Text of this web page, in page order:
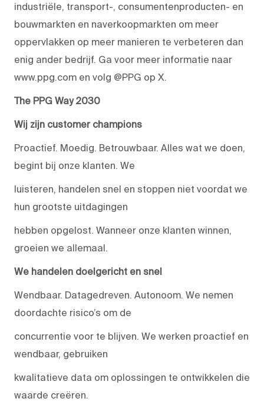
industriële, transport-, consumentenproducten- en
bouwmarkten en naverkoopmarkten om meer
oppervlakken op meer manieren te verbeteren dan
enig ander bedrijf. Ga voor meer informatie naar
www.ppg.com en volg @PPG op X.
The PPG Way 2030
Wij zijn customer champions
Proactief. Moedig. Betrouwbaar. Alles wat we doen,
begint bij onze klanten. We
luisteren, handelen snel en stoppen niet voordat we
hun grootste uitdagingen
hebben opgelost. Wanneer onze klanten winnen,
groeien we allemaal.
We handelen doelgericht en snel
Wendbaar. Datagedreven. Autonoom. We nemen
doordachte risico’s om de
concurrentie voor te blijven. We werken proactief en
wendbaar, gebruiken
kwalitatieve data om oplossingen te ontwikkelen die
waarde creëren.